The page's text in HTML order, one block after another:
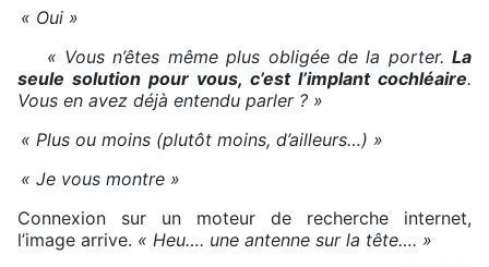
« Oui »
« Vous n’êtes même plus obligée de la porter.La
seule solution pour vous, c’est l’implant cochléaire.
Vous en avez déjà entendu parler ? »
« Plus ou moins (plutôt moins, d’ailleurs…) »
« Je vous montre »
Connexion sur un moteur de recherche internet,
l’image arrive. « Heu…. une antenne sur la tête…. »